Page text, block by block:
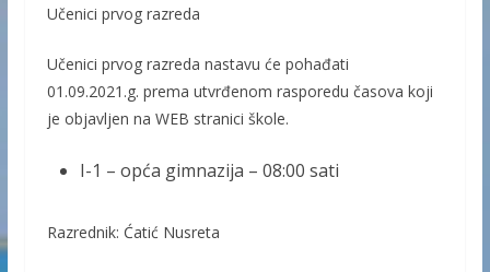
Učenici prvog razreda
Učenici prvog razreda nastavu će pohađati
01.09.2021.g. prema utvrđenom rasporedu časova koji
je objavljen na WEB stranici škole.
I-1 – opća gimnazija – 08:00 sati
Razrednik: Ćatić Nusreta